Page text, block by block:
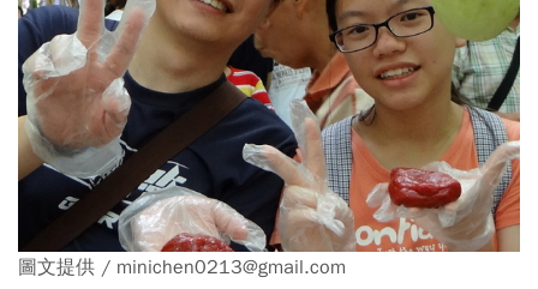
圖文提供 / minichen0213@gmail.com